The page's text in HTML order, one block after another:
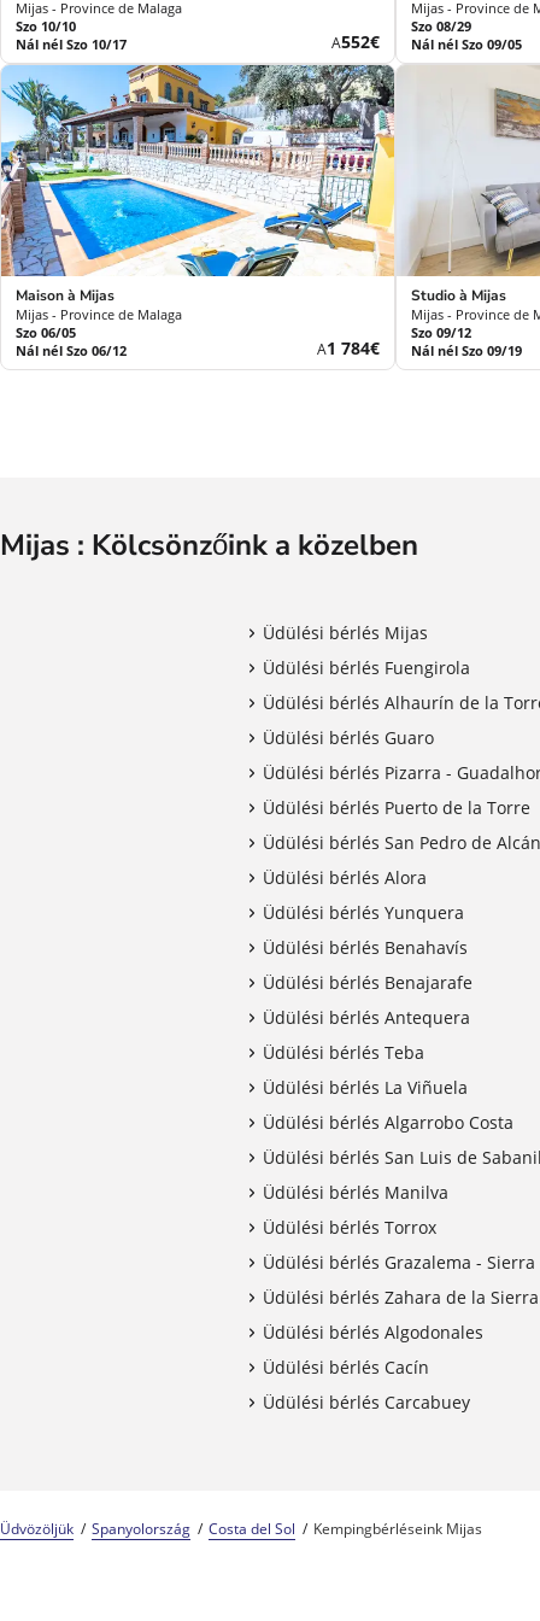
Mijas - Province de Malaga
Szo 10/10
Nál nél Szo 10/17
AÚj
ár
552€
Mijas - Province de
Szo 08/29
Nál nél Szo 09/05
Maison à Mijas
Mijas - Province de Malaga
Szo 06/05
Nál nél Szo 06/12
AÚj
ár
1 784€
Studio à Mijas
Mijas - Province de
Szo 09/12
Nál nél Szo 09/19
Mijas : Kölcsönzőink a közelben
Üdülési bérlés Mijas
Üdülési bérlés Fuengirola
Üdülési bérlés Alhaurín de la
Üdülési bérlés Guaro
Üdülési bérlés Pizarra -
Üdülési bérlés Puerto de la Torre
Üdülési bérlés San Pedro de
Üdülési bérlés Alora
Üdülési bérlés Yunquera
Üdülési bérlés Benahavís
Üdülési bérlés Benajarafe
Üdülési bérlés Antequera
Üdülési bérlés Teba
Üdülési bérlés La Viñuela
Üdülési bérlés Algarrobo Costa
Üdülési bérlés San Luis de
Üdülési bérlés Manilva
Üdülési bérlés Torrox
Üdülési bérlés Grazalema - Sierra
Üdülési bérlés Zahara de la Sierra
Üdülési bérlés Algodonales
Üdülési bérlés Cacín
Üdülési bérlés Carcabuey
Üdvözöljük Spanyolország Costa del Sol Kempingbérléseink Mijas